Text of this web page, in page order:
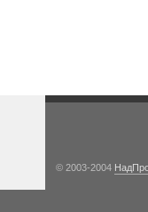
© 2003-2004